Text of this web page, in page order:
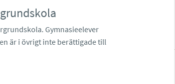
Gymnasieelever
är i övrigt inte berättigade till